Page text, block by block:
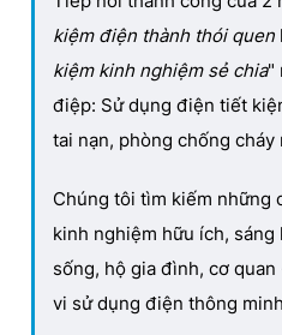
kiệm điện thành thói quen
kiệm kinh nghiệm sẻ chia"
điệp: Sử dụng điện tiết
tai nạn, phòng chống cháy
Chúng tôi tìm kiếm những
kinh nghiệm hữu ích,
sống, hộ gia đình, cơ
vi sử dụng điện thông